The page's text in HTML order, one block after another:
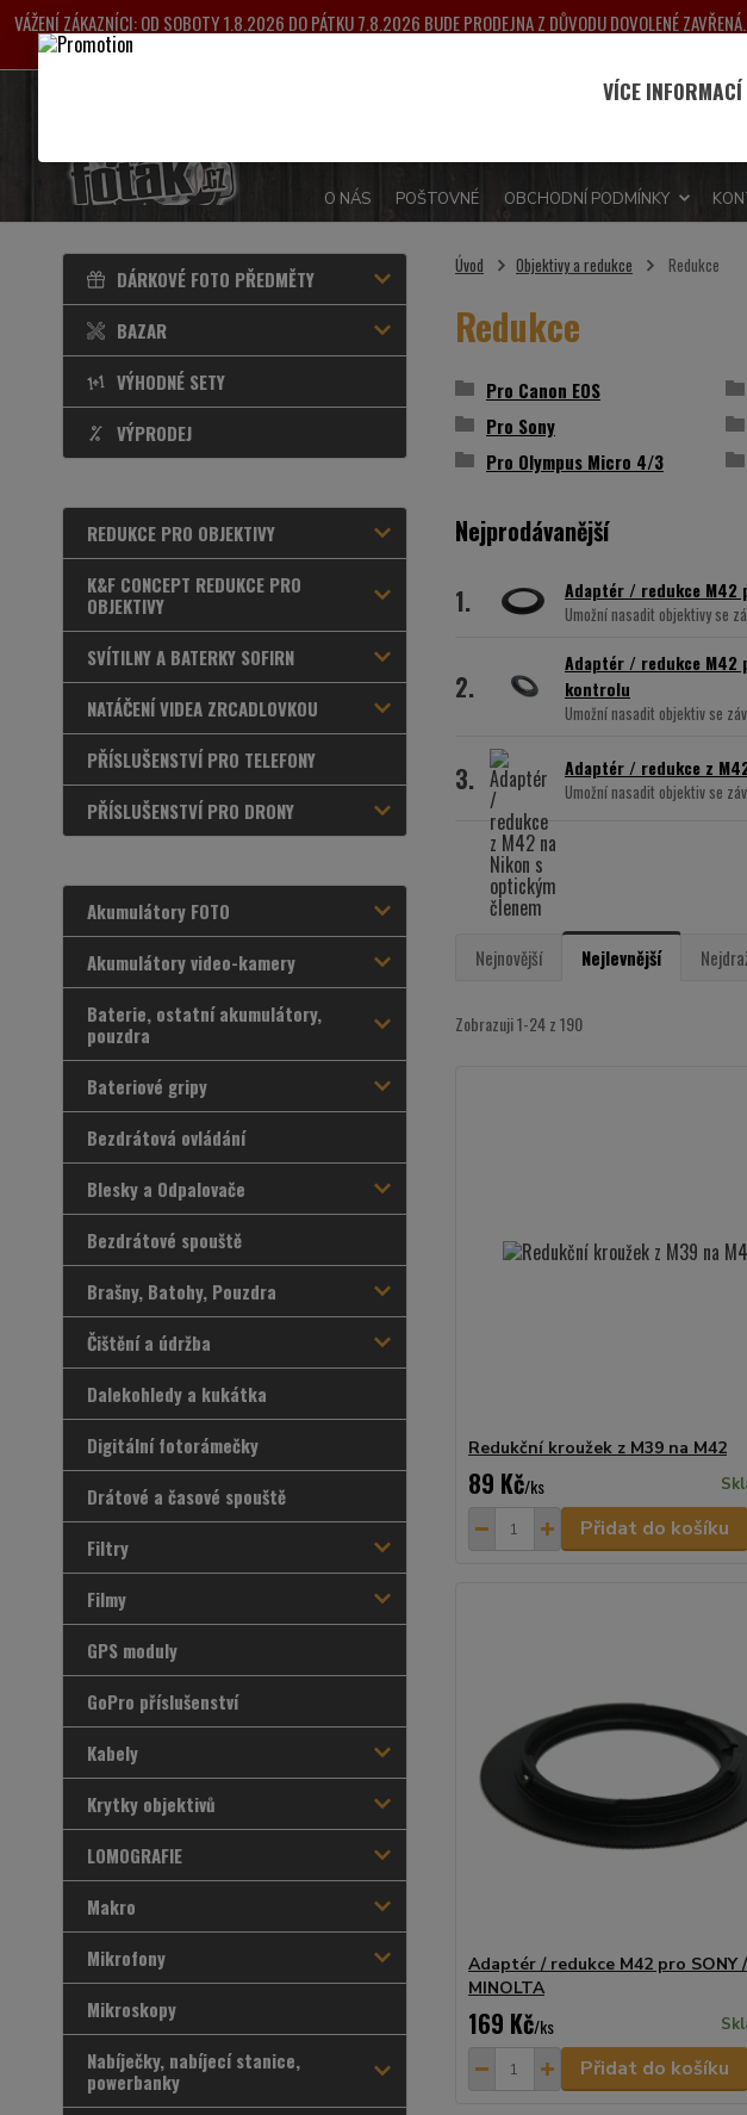
VÁŽENÍ ZÁKAZNÍCI: OD SOBOTY 1.8.2026 DO PÁTKU 7.8.2026 BUDE PRODEJNA Z DŮVODU DOVOLENÉ
O NÁS POŠTOVNÉ OBCHODNÍ PODMÍNKY
DÁRKOVÉ FOTO PŘEDMĚTY
BAZAR
VÝHODNÉ SETY
VÝPRODEJ
REDUKCE PRO OBJEKTIVY
K&F CONCEPT REDUKCE PRO
OBJEKTIVY
SVÍTILNY A BATERKY SOFIRN
NATÁČENÍ VIDEA ZRCADLOVKOU
PŘÍSLUŠENSTVÍ PRO TELEFONY
PŘÍSLUŠENSTVÍ PRO DRONY
Akumulátory FOTO
Akumulátory video-kamery
Baterie, ostatní akumulátory,
pouzdra
Bateriové gripy
Bezdrátová ovládání
Blesky a Odpalovače
Bezdrátové spouště
Brašny, Batohy, Pouzdra
Čištění a údržba
Dalekohledy a kukátka
Digitální fotorámečky
Drátové a časové spouště
Filtry
Filmy
GPS moduly
GoPro příslušenství
Kabely
Krytky objektivů
LOMOGRAFIE
Makro
Mikrofony
Mikroskopy
Nabíječky, nabíjecí stanice,
powerbanky
Úvod Objektivy a redukce Redukce
Redukce
Pro Canon EOS
Pro Sony
Pro Olympus Micro 4/3
Nejprodávanější
1.
Adaptér / redukce M42
Umožní nasadit objektivy se
2.
Adaptér / redukce M42
kontrolu
Umožní nasadit objektiv se
3. Adaptér / redukce z
Umožní nasadit objektiv se
Nejnovější Nejlevnější
Zobrazuji 1-24 z 190
Redukční kroužek z M39 na M42
89 Kč/ks
Přidat do košíku
Adaptér / redukce M42 pro SONY /
MINOLTA
169 Kč/ks
Přidat do košíku
VÍCE